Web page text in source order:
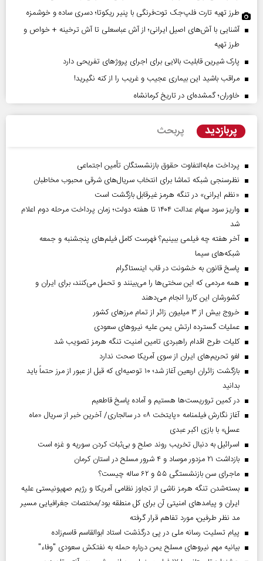
طرز تهیه تارت فلپ‌جک توت‌فرنگی با پنیر ریکوتا؛ دسری ساده و خوشمزه
آشنایی با آش‌های اصیل ایرانی؛ از آش عباسعلی تا آش ترخینه + خواص و
طرز تهیه
پارک شیرین قابلیت‌ بالایی برای اجرای پروژهای تفریحی دارد
مراقب باشید این بیماری عجیب و غریب را از کنه نگیرید!
خاوران؛ گمشده‌ای در تاریخ کرمانشاه
پربازدید پربحث
پرداخت مابه‌التفاوت حقوق بازنشستگان تأمین اجتماعی
نظرسنجی شبکه تماشا برای انتخاب سریال‌های شرقی محبوب مخاطبان
«نظم ایرانی» در تنگه هرمز غیرقابل بازگشت است
واریز سود سهام عدالت ۱۴۰۴ تا هفته دولت؛ زمان پرداخت مرحله دوم اعلام
شد
آخر هفته چه فیلمی ببینیم؟ فهرست کامل فیلم‌های پنجشنبه و جمعه
شبکه‌های سیما
پاسخ قانون به خشونت در قاب اینستاگرام
همه مردمی که این سختی‌ها را می‌بینند و تحمل می‌کنند، برای ایران و
کشورشان این کاررا انجام می‌دهند
خروج بیش از ۳ میلیون زائر از تمام مرز‌های کشور
عملیات گسترده ارتش یمن علیه نیروهای سعودی
کلیات طرح اقدام راهبردی تامین امنیت تنگه هرمز تصویب شد
لغو تحریم‌های ایران از سوی آمریکا صحت ندارد
بازگشت زائران اربعین آغاز شد؛ ۱۰ توصیه‌ای که قبل از عبور از مرز حتماً باید
بدانید
در کمین تروریست‌ها هستیم و آماده پاسخ قاطعیم
آغاز نگارش فیلمنامه «پایتخت ۸» در سالجاری/ آخرین خبر از سریال «ماه
عسل» با بازی اکبر عبدی
اسرائیل به دنبال تخریب روند صلح و بی‌ثبات کردن سوریه و غزه است
بازداشت ۲۱ مزدور موساد و ۴ شرور مسلح در استان کرمان
ماجرای سن بازنشستگی ۵۵ و ۶۲ ساله چیست؟
بسته‌شدن تنگه هرمز ناشی از تجاوز نظامی آمریکا و رژیم صهیونیستی علیه
ایران و پیامد‌های امنیتی آن برای کل منطقه بود/مختصات جغرافیایی مسیر
مد نظر طرفین، مورد تفاهم قرار گرفته
پیام تسلیت رسانه ملی در پی درگذشت استاد ابوالقاسم قاسم‌زاده
بیانیه مهم نیروهای مسلح یمن درباره حمله به نفتکش سعودی "وفاء"